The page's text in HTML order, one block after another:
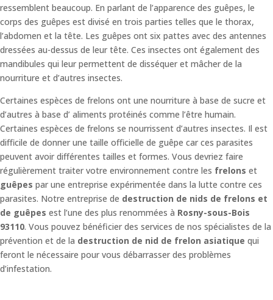
ressemblent beaucoup. En parlant de l’apparence des guêpes, le
corps des guêpes est divisé en trois parties telles que le thorax,
l’abdomen et la tête. Les guêpes ont six pattes avec des antennes
dressées au-dessus de leur tête. Ces insectes ont également des
mandibules qui leur permettent de disséquer et mâcher de la
nourriture et d’autres insectes.
Certaines espèces de frelons ont une nourriture à base de sucre et
d’autres à base d’ aliments protéinés comme l’être humain.
Certaines espèces de frelons se nourrissent d’autres insectes. Il est
difficile de donner une taille officielle de guêpe car ces parasites
peuvent avoir différentes tailles et formes. Vous devriez faire
régulièrement traiter votre environnement contre les frelons et
guêpes par une entreprise expérimentée dans la lutte contre ces
parasites. Notre entreprise de destruction de nids de frelons et
de guêpes est l’une des plus renommées à Rosny-sous-Bois
93110. Vous pouvez bénéficier des services de nos spécialistes de la
prévention et de la destruction de nid de frelon asiatique qui
feront le nécessaire pour vous débarrasser des problèmes
d’infestation.